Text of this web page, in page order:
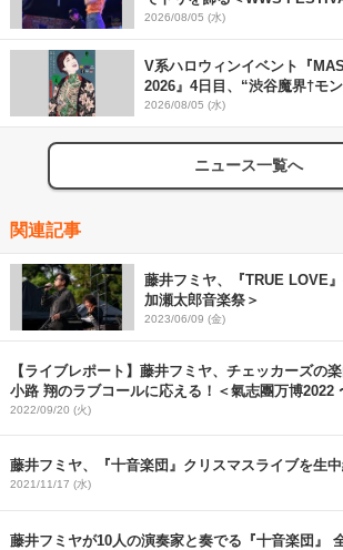
2026/08/05 (水)
V系ハロウィンイベント『
2026』4日目、“渋谷魔界†モ
組を発表
2026/08/05 (水)
ニュース一覧へ
関連記事
藤井フミヤ、『TRUE LOVE
加瀬太郎音楽祭＞
2023/06/09 (金)
【ライブレポート】藤井フミヤ、チェッカーズの
小路 翔のラブコールに応える！＜氣志團万博2022
2022/09/20 (火)
藤井フミヤ、『十音楽団』クリスマスライブを生
2021/11/17 (水)
藤井フミヤが10人の演奏家と奏でる『十音楽団』